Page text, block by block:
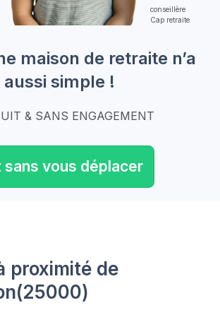
conseillère
Cap retraite
maison de retraite n’a
simple !
& SANS ENGAGEMENT
sans vous déplacer
proximité de